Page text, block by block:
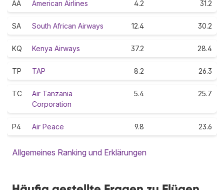
AA American Airlines 4.2 31.2
SA South African Airways 12.4 30.2
KQ Kenya Airways 37.2 28.4
TP TAP 8.2 26.3
TC
Air Tanzania
Corporation
5.4 25.7
P4 Air Peace 9.8 23.6
Allgemeines Ranking und Erklärungen